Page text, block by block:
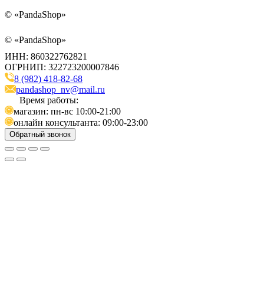
© «PandaShop»
© «PandaShop»
ИНН: 860322762821
ОГРНИП: 322723200007846
8 (982) 418-82-68
pandashop_nv@mail.ru
Время работы:
магазин: пн-вс 10:00-21:00
онлайн консультанта: 09:00-23:00
Обратный звонок